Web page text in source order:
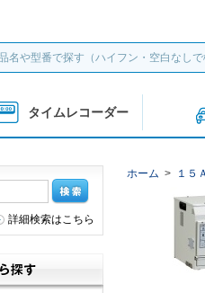
タイムレコーダー
ホーム > １５
詳細検索はこちら